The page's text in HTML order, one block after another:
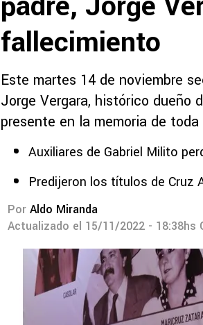
fallecimiento
Este martes 14 de noviembre
Jorge Vergara, histórico dueño
presente en la memoria de
Auxiliares de Gabriel Milito
Predijeron los títulos de Cruz
Por Aldo Miranda
Actualizado el 15/11/2022 - 18:38hs